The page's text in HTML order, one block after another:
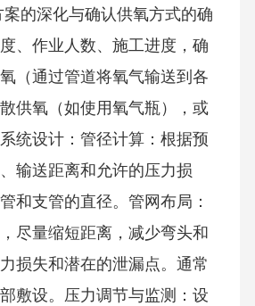
的深化与确认供氧方式的确
、作业人数、施工进度，确
（通过管道将氧气输送到各
供氧（如使用氧气瓶），或
统设计：管径计算：根据预
输送距离和允许的压力损
和支管的直径。管网布局：
尽量缩短距离，减少弯头和
损失和潜在的泄漏点。通常
敷设。压力调节与监测：设